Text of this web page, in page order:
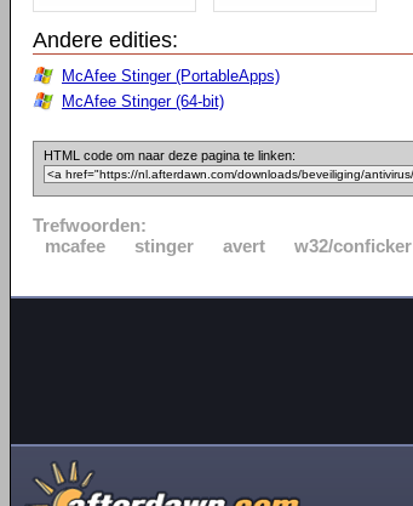
Andere edities:
McAfee Stinger (PortableApps)
McAfee Stinger (64-bit)
HTML code om naar deze pagina te linken:
Trefwoorden:
mcafee
stinger avert w32/conficker